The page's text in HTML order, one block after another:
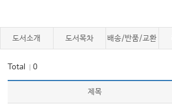
도서소개 도서목차 배송/반품/교환
Total ｜0
제목